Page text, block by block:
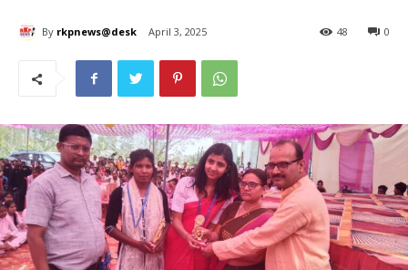
By rkpnews@desk April 3, 2025 0
48